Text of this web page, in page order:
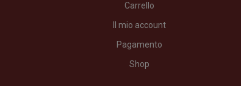
Carrello
Il mio account
Pagamento
Shop